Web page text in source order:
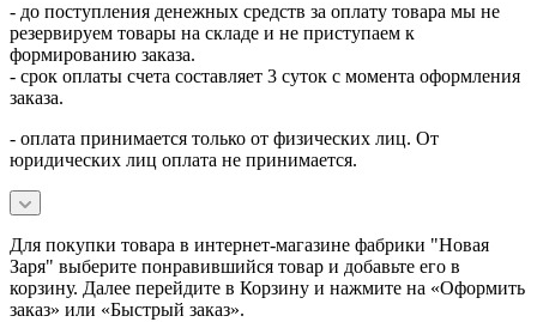
- до поступления денежных средств за оплату товара мы не
резервируем товары на складе и не приступаем к
формированию заказа.
- срок оплаты счета составляет 3 суток с момента оформления
заказа.
- оплата принимается только от физических лиц. От
юридических лиц оплата не принимается.
Для покупки товара в интернет-магазине фабрики "Новая
Заря" выберите понравившийся товар и добавьте его в
корзину. Далее перейдите в Корзину и нажмите на «Оформить
заказ» или «Быстрый заказ».